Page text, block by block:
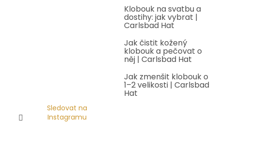
Sledovat na
Instagramu
Klobouk na svatbu a
dostihy: jak vybrat |
Carlsbad Hat
Jak čistit kožený
klobouk a pečovat o
něj | Carlsbad Hat
Jak zmenšit klobouk o
1–2 velikosti | Carlsbad
Hat